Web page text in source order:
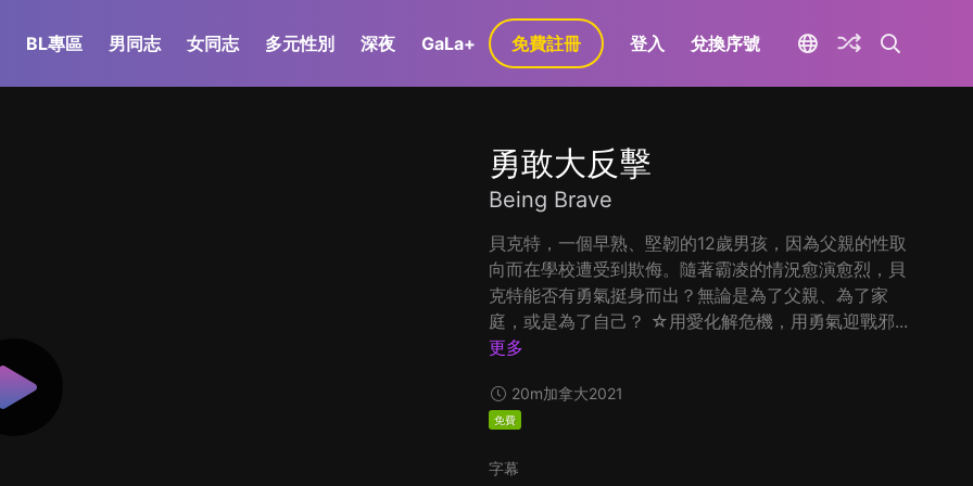
BL專區 男同志 女同志 多元性別 深夜 GaLa+ 免費註冊 登入 兌換序號
勇敢大反擊
Being Brave
貝克特，一個早熟、堅韌的12歲男孩，因為父親的性取
向而在學校遭受到欺侮。隨著霸凌的情況愈演愈烈，貝
克特能否有勇氣挺身而出？無論是為了父親、為了家
庭，或是為了自己？ ☆用愛化解危機，用勇氣迎戰邪...
更多
20m加拿大2021
免費
字幕